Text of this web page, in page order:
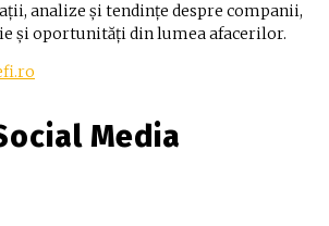
analize și tendințe despre companii,
și oportunități din lumea afacerilor.
Media